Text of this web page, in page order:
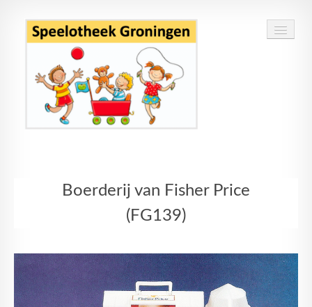
Speelgoed
Routebeschrijving
Contact
Boerderij van Fisher Price
(FG139)